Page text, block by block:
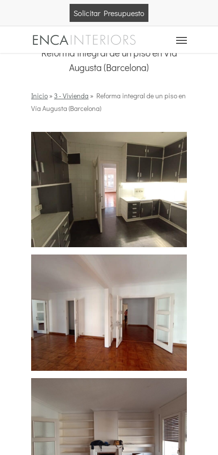
Solicitar Presupuesto
Menu
Reforma integral de un piso en Vía
Augusta (Barcelona)
Inicio » 3 - Vivienda » Reforma integral de un piso en
Vía Augusta (Barcelona)